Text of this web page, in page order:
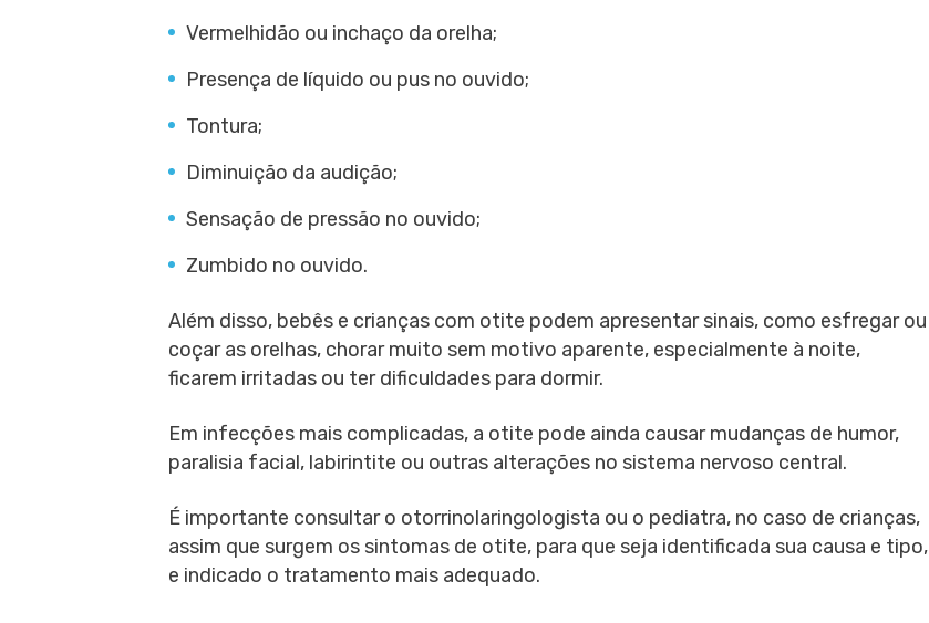
Vermelhidão ou inchaço da orelha;
Presença de líquido ou pus no ouvido;
Tontura;
Diminuição da audição;
Sensação de pressão no ouvido;
Zumbido no ouvido.
Além disso, bebês e crianças com otite podem apresentar sinais, como esfregar ou
coçar as orelhas, chorar muito sem motivo aparente, especialmente à noite,
ficarem irritadas ou ter dificuldades para dormir.
Em infecções mais complicadas, a otite pode ainda causar mudanças de humor,
paralisia facial, labirintite ou outras alterações no sistema nervoso central.
É importante consultar o otorrinolaringologista ou o pediatra, no caso de crianças,
assim que surgem os sintomas de otite, para que seja identificada sua causa e tipo,
e indicado o tratamento mais adequado.